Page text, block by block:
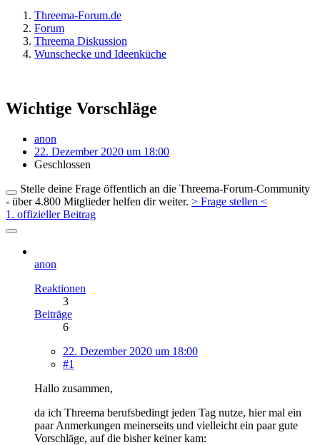
Threema-Forum.de
Forum
Threema Diskussion
Wunschecke und Ideenküche
Wichtige Vorschläge
anon
22. Dezember 2020 um 18:00
Geschlossen
Stelle deine Frage öffentlich an die Threema-Forum-Community
- über 4.800 Mitglieder helfen dir weiter. > Frage stellen <
1. offizieller Beitrag
anon
Reaktionen
3
Beiträge
6
22. Dezember 2020 um 18:00
#1
Hallo zusammen,
da ich Threema berufsbedingt jeden Tag nutze, hier mal ein
paar Anmerkungen meinerseits und vielleicht ein paar gute
Vorschläge, auf die bisher keiner kam: